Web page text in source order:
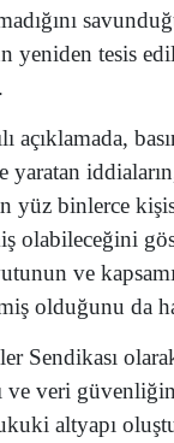
yeniden tesis
açıklamada,
yaratan
yüz binlerce
olabileceğini
ve
olduğunu da
Sendikası
ve veri
altyapı